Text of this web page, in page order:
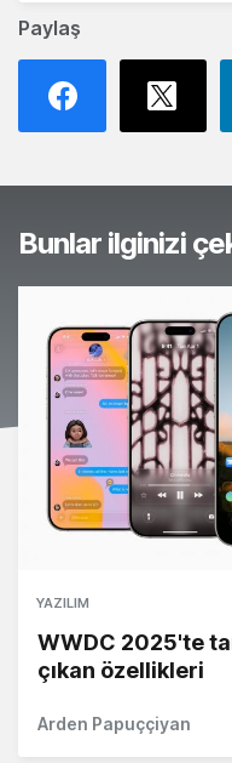
Paylaş
Bunlar ilginizi
YAZILIM
WWDC 2025'te
çıkan özellikleri
Arden Papuççiyan